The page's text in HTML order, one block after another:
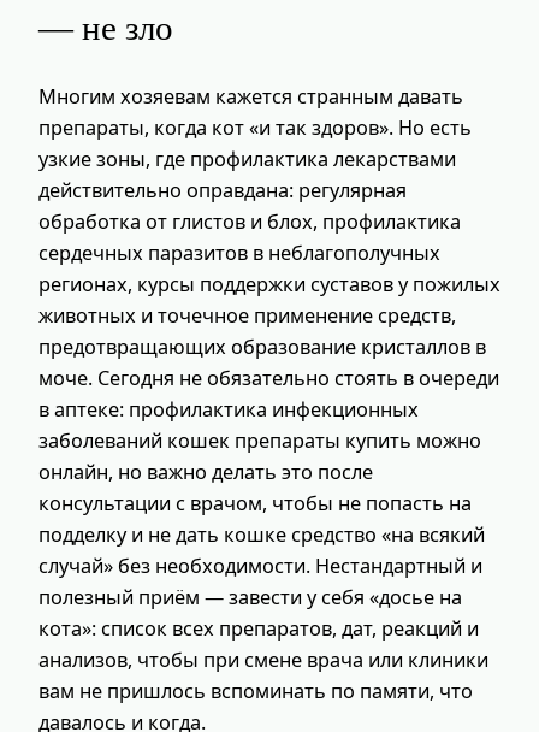
— не зло
Многим хозяевам кажется странным давать
препараты, когда кот «и так здоров». Но есть
узкие зоны, где профилактика лекарствами
действительно оправдана: регулярная
обработка от глистов и блох, профилактика
сердечных паразитов в неблагополучных
регионах, курсы поддержки суставов у пожилых
животных и точечное применение средств,
предотвращающих образование кристаллов в
моче. Сегодня не обязательно стоять в очереди
в аптеке: профилактика инфекционных
заболеваний кошек препараты купить можно
онлайн, но важно делать это после
консультации с врачом, чтобы не попасть на
подделку и не дать кошке средство «на всякий
случай» без необходимости. Нестандартный и
полезный приём — завести у себя «досье на
кота»: список всех препаратов, дат, реакций и
анализов, чтобы при смене врача или клиники
вам не пришлось вспоминать по памяти, что
давалось и когда.